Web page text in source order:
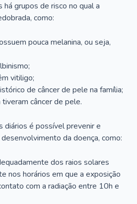
há grupos de risco no qual a
como:
pouca melanina, ou seja,
vitiligo;
de câncer de pele na família;
câncer de pele.
diários é possível prevenir e
da doença, como:
dos raios solares
nos horários em que a exposição
com a radiação entre 10h e